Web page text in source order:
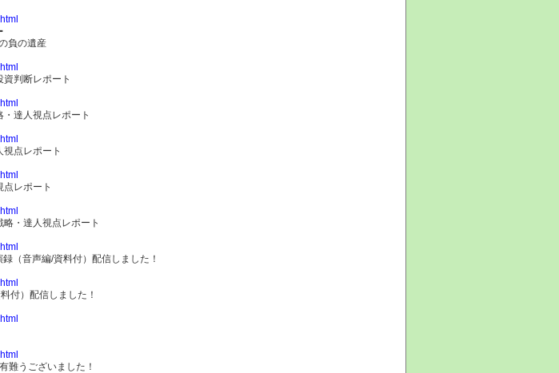
負の遺産
判断レポート
達人視点レポート
点レポート
レポート
・達人視点レポート
（音声編/資料付）配信しました！
付）配信しました！
難うございました！